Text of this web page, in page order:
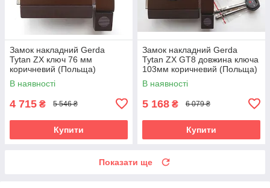
Замок накладний Gerda
Tytan ZX ключ 76 мм
коричневий (Польща)
В наявності
4 715 ₴ 5 546 ₴
Купити
Замок накладний Gerda
Tytan ZX GT8 довжина ключа
103мм коричневий (Польща)
В наявності
5 168 ₴ 6 079 ₴
Купити
Показати ще